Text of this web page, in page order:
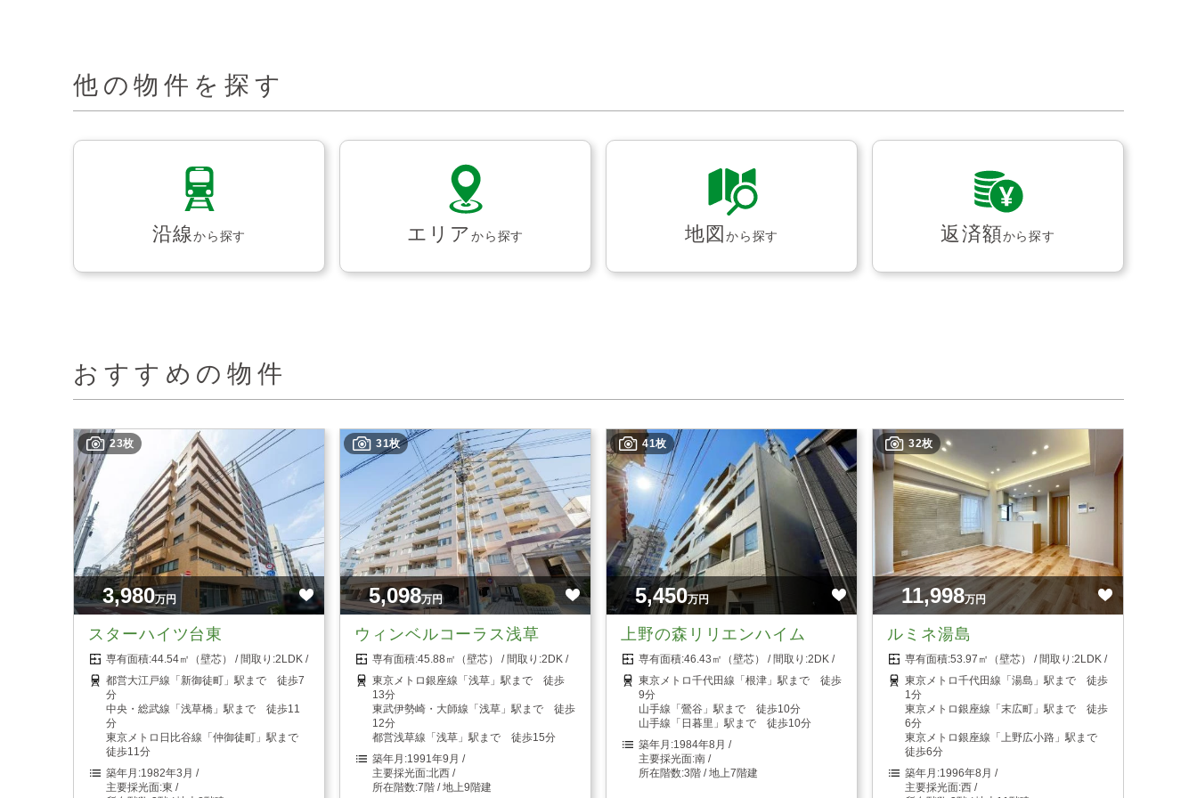
他の物件を探す
沿線から探す エリアから探す 地図から探す 返済額から探す
おすすめの物件
23枚
3,980万円
スターハイツ台東
44.54㎡（壁芯）
2LDK
都営大江戸線「新御徒町」駅まで 徒歩7
分
中央・総武線「浅草橋」駅まで 徒歩11
分
東京メトロ日比谷線「仲御徒町」駅まで
徒歩11分
1982年3月
東
31枚
5,098万円
ウィンベルコーラス浅草
45.88㎡（壁芯）
2DK
東京メトロ銀座線「浅草」駅まで 徒歩
13分
東武伊勢崎・大師線「浅草」駅まで 徒歩
12分
都営浅草線「浅草」駅まで 徒歩15分
1991年9月
北西
7階 / 地上9階建
41枚
5,450万円
上野の森リリエンハイム
46.43㎡（壁芯）
2DK
東京メトロ千代田線「根津」駅まで 徒歩
9分
山手線「鶯谷」駅まで 徒歩10分
山手線「日暮里」駅まで 徒歩10分
1984年8月
南
3階 / 地上7階建
32枚
11,998万円
ルミネ湯島
53.97㎡（壁芯）
2LDK
東京メトロ千代田線「湯島」駅まで 徒歩
1分
東京メトロ銀座線「末広町」駅まで 徒歩
6分
東京メトロ銀座線「上野広小路」駅まで
徒歩6分
1996年8月
西